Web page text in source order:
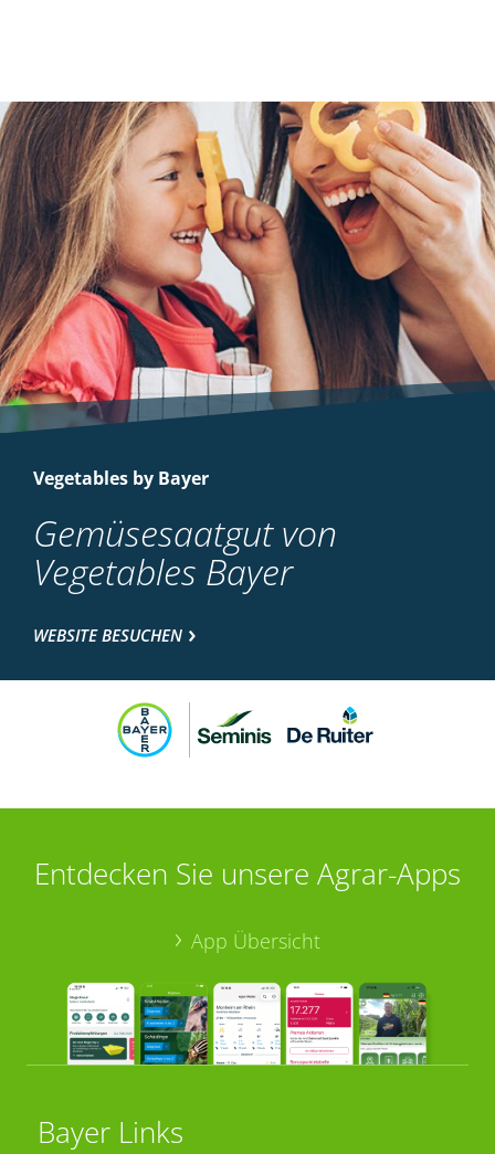
Vegetables by Bayer
Gemüsesaatgut von
Vegetables Bayer
WEBSITE BESUCHEN
Entdecken Sie unsere Agrar-Apps
App Übersicht
Bayer Links